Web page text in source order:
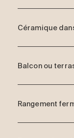
Céramique
Balcon ou
Rangement